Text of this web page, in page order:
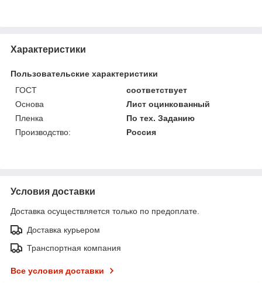
Характеристики
Пользовательские характеристики
ГОСТ
соответствует
Основа
Лист оцинкованный
Пленка
По тех. Заданию
Производство:
Россия
Условия доставки
Доставка осуществляется только по предоплате.
Доставка курьером
Транспортная компания
Все условия доставки